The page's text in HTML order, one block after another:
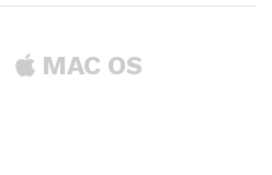
MAC OS